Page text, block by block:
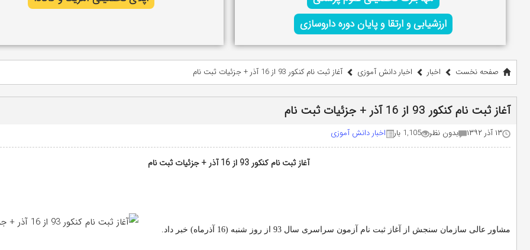
ارزشیابی و ارتقا و پایان دوره داروسازی
صفحه نخست اخبار اخبار دانش آموزی آغاز ثبت نام کنکور 93 از 16 آذر + جزئیات ثبت نام
آغاز ثبت نام کنکور 93 از 16 آذر + جزئیات ثبت نام
۱۳ آذر ۱۳۹۲ بدون نظر 1,105 بار اخبار دانش آموزی
آغاز ثبت نام کنکور 93 از 16 آذر + جزئیات ثبت نام
مشاور عالی سازمان سنجش از آغاز ثبت نام آزمون سراسری سال 93 از روز شنبه (16 آذرماه) خبر داد.